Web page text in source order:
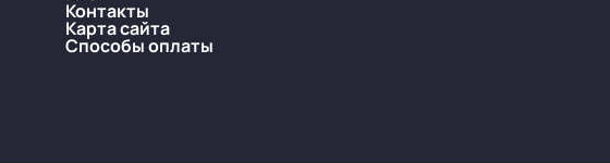
Контакты
Карта сайта
Способы оплаты